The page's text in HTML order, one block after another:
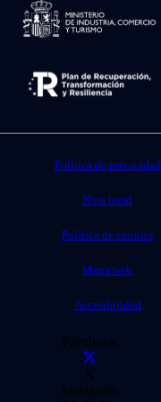
Política de privacidad
Nota legal
Política de cookies
Mapa web
Accesibilidad
Facebook
X
Instagram